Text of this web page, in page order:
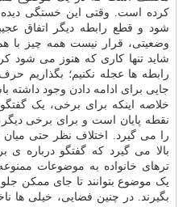
کرده است. وقتی این خستگی
شود و قطع رابطه دیگر اتفاق
وضعیتی، قرار نیست همه چیز
شاید تنها کاری که هنوز می شود
رابطه ها عجله نکنیم؛ بگذاریم حرف
جایی برای ادامه دادن وجود داشته
خلاصه اینکه برای برخی، یک
نقطه پایان است و برای برخی
را می گیرد. اختلاف نظر حتی میان
بالا می گیرد که گفتگو درباره
ترهای خانواده به موضوعات
یک موضوع بتوانند تا جای ممکن جلو
بگیرند. در چنین فضایی، خیلی ها